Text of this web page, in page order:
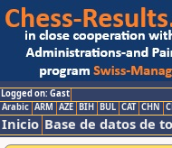
Logged on: Gast
Arabic ARM AZE BIH BUL CAT CHN
Inicio Base de datos de